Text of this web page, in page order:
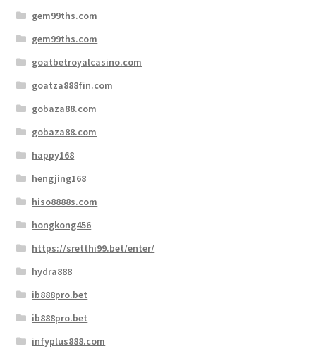
gem99ths.com
gem99ths.com
goatbetroyalcasino.com
goatza888fin.com
gobaza88.com
gobaza88.com
happy168
hengjing168
hiso8888s.com
hongkong456
https://sretthi99.bet/enter/
hydra888
ib888pro.bet
ib888pro.bet
infyplus888.com